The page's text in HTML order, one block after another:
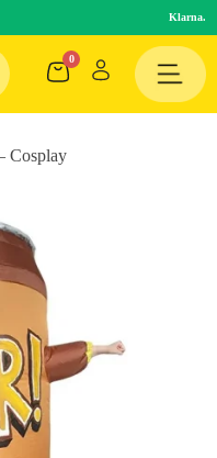
Klarna.
Cosplay